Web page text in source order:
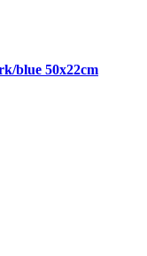
blue 50x22cm